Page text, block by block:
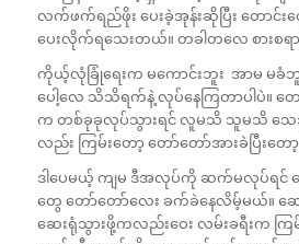
လက်ဖက်ရည်ဖိုး ပေးခဲ့အုန်းဆိုပြီး တောင်း
ပေးလိုက်ရသေးတယ်။ တခါတလေ စားစရ
ကိုယ့်လုံခြုံရေးက မကောင်းဘူး အာမ
ပေါ့လေ သိသိရက်နဲ့ လုပ်နေကြတာပါပဲ။ တ
က တစ်ခုခုလုပ်သွားရင် လူမသိ သူမသိ သေသွ
လည်း ကြမ်းတော့ တော်တော်အားခဲပြီးတော့
ဒါပေမယ့် ကျမ ဒီအလုပ်ကို ဆက်မလုပ်ရင် ဆ
တွေ တော်တော်လေး ခက်ခဲနေလိမ့်မယ်။ ဆေ
ဆေးရုံသွားဖို့ကလည်းဝေး လမ်းခရီးက ကြမ်